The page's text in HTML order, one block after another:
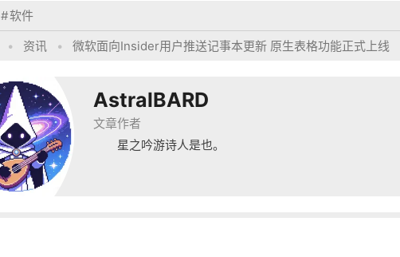
#软件
• 资讯 • 微软面向Insider用户推送记事本更新 原生表格功能正式上线
AstralBARD
文章作者
星之吟游诗人是也。